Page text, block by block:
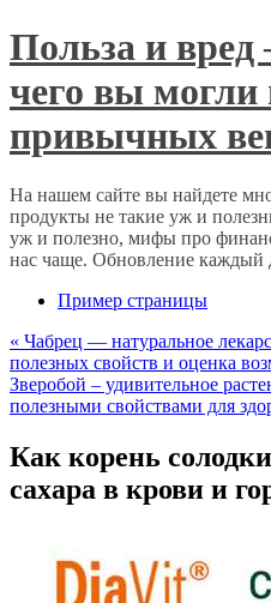
Польза и
чего вы могли
привычных
На нашем сайте вы найдете
продукты не такие уж и
уж и полезно, мифы про
нас чаще. Обновление каждый
Пример страницы
« Чабрец — натуральное
полезных свойств и оценка
Зверобой – удивительное
полезными свойствами для
Как корень
сахара в крови и